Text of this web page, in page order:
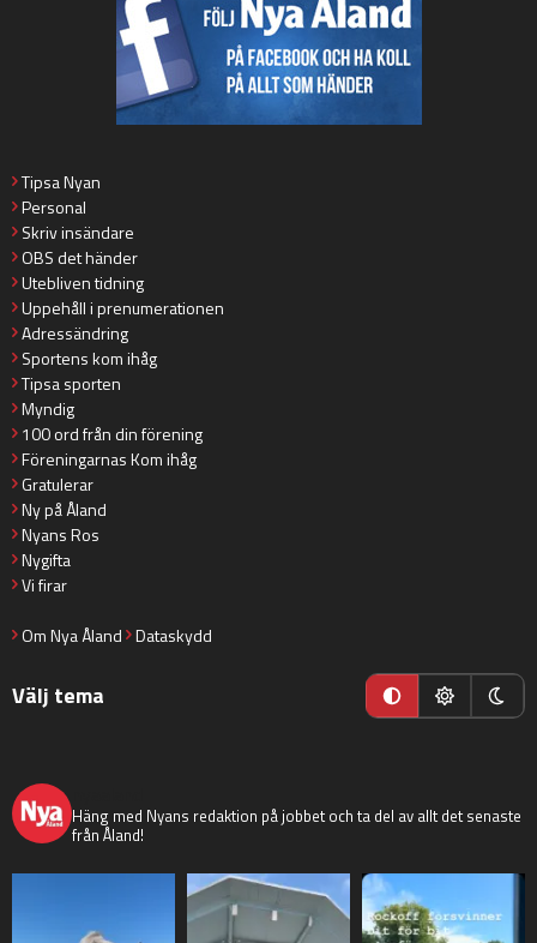
Tipsa Nyan
Personal
Skriv insändare
OBS det händer
Utebliven tidning
Uppehåll i prenumerationen
Adressändring
Sportens kom ihåg
Tipsa sporten
Myndig
100 ord från din förening
Föreningarnas Kom ihåg
Gratulerar
Ny på Åland
Nyans Ros
Nygifta
Vi firar
Om Nya Åland Dataskydd
Välj tema
Häng med Nyans redaktion på jobbet och ta del av allt det senaste
från Åland!